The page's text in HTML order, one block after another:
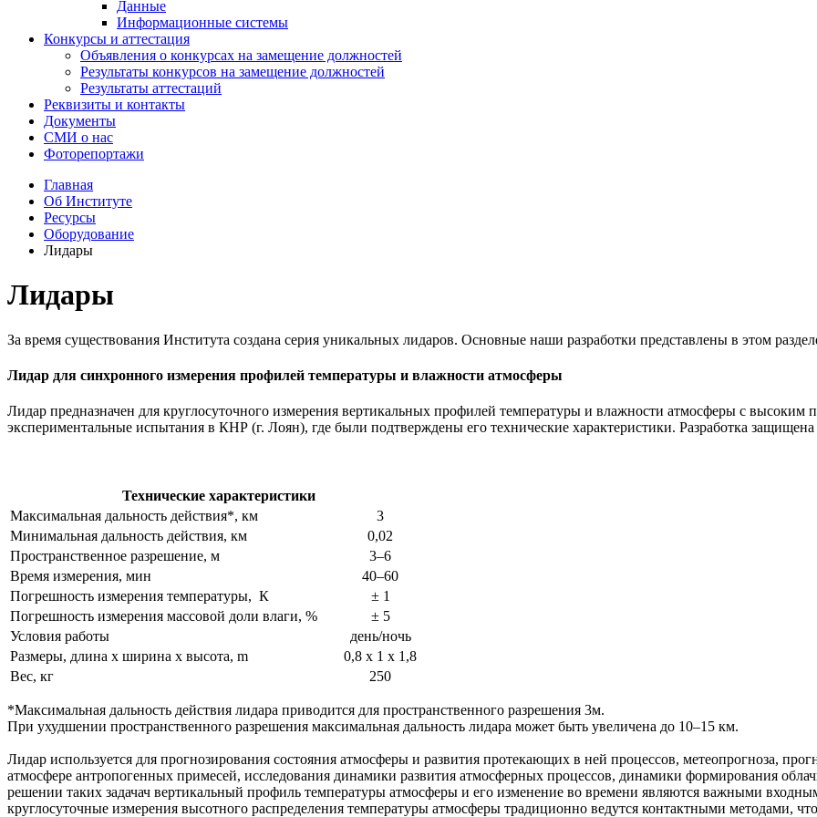
Данные
Информационные системы
Конкурсы и аттестация
Объявления о конкурсах на замещение должностей
Результаты конкурсов на замещение должностей
Результаты аттестаций
Реквизиты и контакты
Документы
СМИ о нас
Фоторепортажи
Главная
Об Институте
Ресурсы
Оборудование
Лидары
Лидары
За время существования Института создана серия уникальных лидаров. Основные наши разработки представлены в этом
Лидар для синхронного измерения профилей температуры и влажности атмосферы
Лидар предназначен для круглосуточного измерения вертикальных профилей температуры и влажности атмосферы с
экспериментальные испытания в КНР (г. Лоян), где были подтверждены его технические характеристики. Разработка
Технические характеристики
Максимальная дальность действия*, км
3
Минимальная дальность действия, км
0,02
Пространственное разрешение, м
3–6
Время измерения, мин
40–60
Погрешность измерения температуры, К
± 1
Погрешность измерения массовой доли влаги, %
± 5
Условия работы
день/ночь
Размеры, длина х ширина х высота, m
0,8 х 1 х 1,8
Вес, кг
250
*Максимальная дальность действия лидара приводится для пространственного разрешения 3м.
При ухудшении пространственного разрешения максимальная дальность лидара может быть увеличена до 10–15 км.
Лидар используется для прогнозирования состояния атмосферы и развития протекающих в ней процессов, метеопрогноза,
атмосфере антропогенных примесей, исследования динамики развития атмосферных процессов, динамики формирования
решении таких задачач вертикальный профиль температуры атмосферы и его изменение во времени являются важными
круглосуточные измерения высотного распределения температуры атмосферы традиционно ведутся контактными методами,